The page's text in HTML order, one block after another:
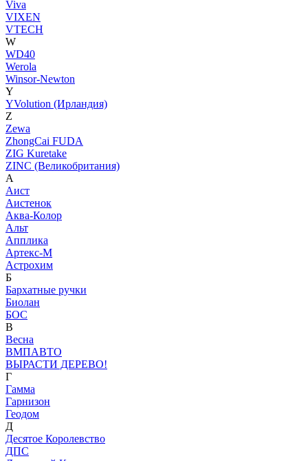
Viva
VIXEN
VTECH
W
WD40
Werola
Winsor-Newton
Y
YVolution (Ирландия)
Z
Zewa
ZhongCai FUDA
ZIG Kuretake
ZINC (Великобритания)
А
Аист
Аистенок
Аква-Колор
Альт
Апплика
Артекс-М
Астрохим
Б
Бархатные ручки
Биолан
БОС
В
Весна
ВМПАВТО
ВЫРАСТИ ДЕРЕВО!
Г
Гамма
Гарнизон
Геодом
Д
Десятое Королевство
ДПС